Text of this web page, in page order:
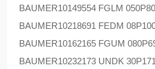
BAUMER10149554 FGLM
BAUMER10218691 FEDM
BAUMER10162165 FGUM
BAUMER10232173 UNDK